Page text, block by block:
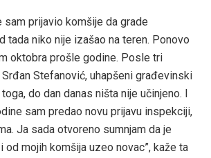
sam prijavio komšije da grade
tada niko nije izašao na teren. Ponovo
oktobra prošle godine. Posle tri
Stefanović, uhapšeni građevinski
do dan danas ništa nije učinjeno. I
sam predao novu prijavu inspekciji,
Ja sada otvoreno sumnjam da je
od mojih komšija uzeo novac”, kaže ta